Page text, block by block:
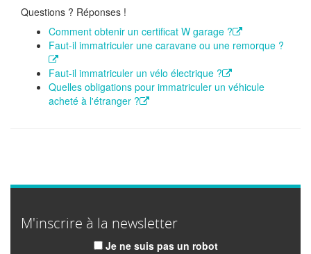
Questions ? Réponses !
Comment obtenir un certificat W garage ?
Faut-il immatriculer une caravane ou une remorque ?
Faut-il immatriculer un vélo électrique ?
Quelles obligations pour immatriculer un véhicule
acheté à l'étranger ?
M'inscrire à la newsletter
Je ne suis pas un robot